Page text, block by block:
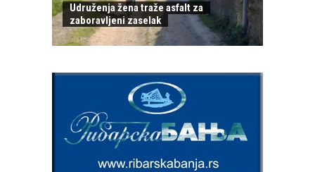
Udruženja žena traže asfalt za
zaboravljeni zaselak